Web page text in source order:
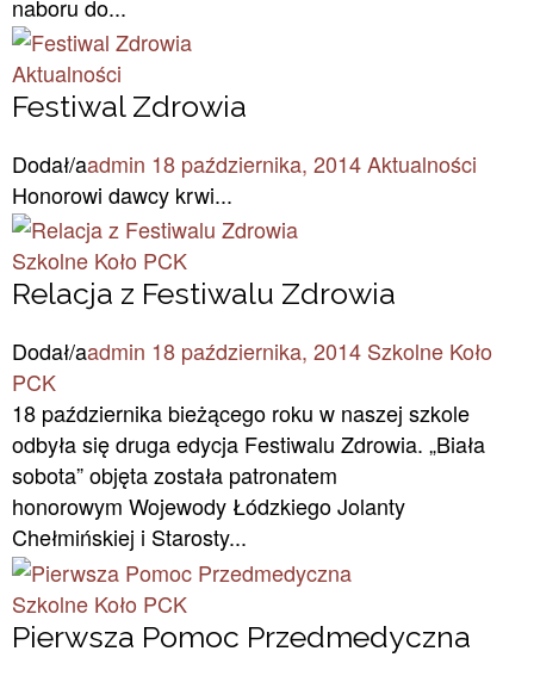
naboru do...
Aktualności
Festiwal Zdrowia
Dodał/aadmin 18 października, 2014Aktualności
Honorowi dawcy krwi...
Szkolne Koło PCK
Relacja z Festiwalu Zdrowia
Dodał/aadmin 18 października, 2014 Szkolne Koło
PCK
18 października bieżącego roku w naszej szkole
odbyła się druga edycja Festiwalu Zdrowia. „Biała
sobota” objęta została patronatem
honorowym Wojewody Łódzkiego Jolanty
Chełmińskiej i Starosty...
Szkolne Koło PCK
Pierwsza Pomoc Przedmedyczna